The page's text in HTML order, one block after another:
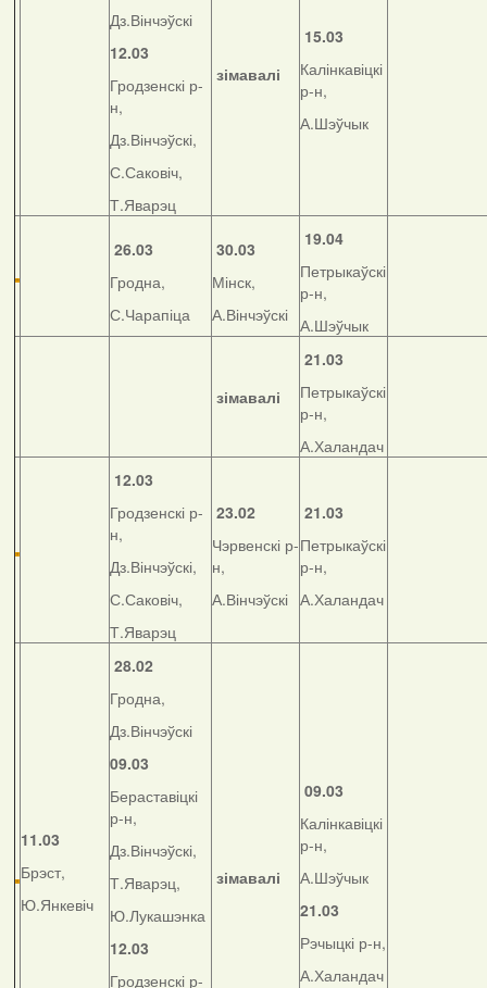
Дз.Вінчэўскі
12.03
Гродзенскі р-
н,
Дз.Вінчэўскі,
С.Саковіч,
Т.Яварэц
зімавалі
15.03
Калінкавіцкі
р-н,
А.Шэўчык
26.03
Гродна,
С.Чарапіца
30.03
Мінск,
А.Вінчэўскі
19.04
Петрыкаўскі
р-н,
А.Шэўчык
зімавалі
21.03
Петрыкаўскі
р-н,
А.Халандач
12.03
Гродзенскі р-
н,
Дз.Вінчэўскі,
С.Саковіч,
Т.Яварэц
23.02
Чэрвенскі р-
н,
А.Вінчэўскі
21.03
Петрыкаўскі
р-н,
А.Халандач
11.03
Брэст,
Ю.Янкевіч
28.02
Гродна,
Дз.Вінчэўскі
09.03
Бераставіцкі
р-н,
Дз.Вінчэўскі,
Т.Яварэц,
Ю.Лукашэнка
12.03
Гродзенскі р-
зімавалі
09.03
Калінкавіцкі
р-н,
А.Шэўчык
21.03
Рэчыцкі р-н,
А.Халандач